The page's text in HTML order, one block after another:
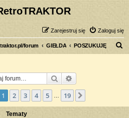
Zaloguj się
Zarejestruj się
forum GIEŁDA POSZUKUJĘ
Szukaj
1 z19
1 2 3 4 5 19
Tematy